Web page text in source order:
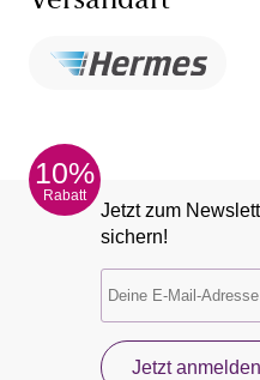
10%
Rabatt
Jetzt zum
sichern!
Jetzt anmelden